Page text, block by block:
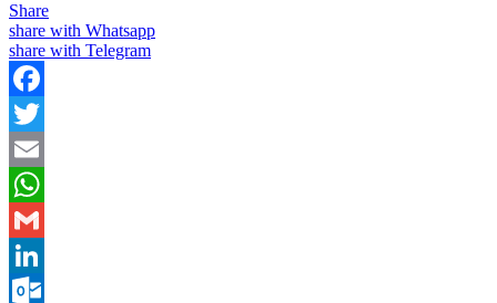
Share
share with Whatsapp
share with Telegram
Facebook
Twitter
Email
WhatsApp
Gmail
LinkedIn